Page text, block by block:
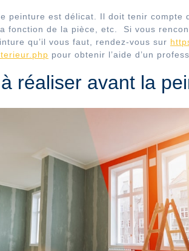
peinture est délicat. Il doit tenir compte
fonction de la pièce, etc. Si vous
qu’il vous faut, rendez-vous sur
pour obtenir l’aide d’un
réaliser avant la